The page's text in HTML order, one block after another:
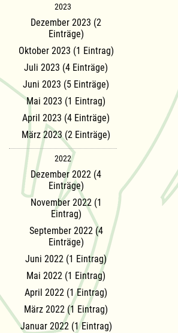
2023
Dezember 2023 (2
Einträge)
Oktober 2023 (1 Eintrag)
Juli 2023 (4 Einträge)
Juni 2023 (5 Einträge)
Mai 2023 (1 Eintrag)
April 2023 (4 Einträge)
März 2023 (2 Einträge)
2022
Dezember 2022 (4
Einträge)
November 2022 (1
Eintrag)
September 2022 (4
Einträge)
Juni 2022 (1 Eintrag)
Mai 2022 (1 Eintrag)
April 2022 (1 Eintrag)
März 2022 (1 Eintrag)
Januar 2022 (1 Eintrag)